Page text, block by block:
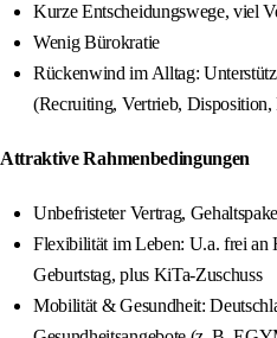
Kurze Entscheidungswege, viel
Wenig Bürokratie
Rückenwind im Alltag:
(Recruiting, Vertrieb,
Attraktive Rahmenbedingungen
Unbefristeter Vertrag,
Flexibilität im Leben: U.a. frei an
Geburtstag, plus KiTa‑Zuschuss
Mobilität & Gesundheit: